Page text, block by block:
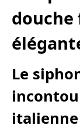
Le
italienne